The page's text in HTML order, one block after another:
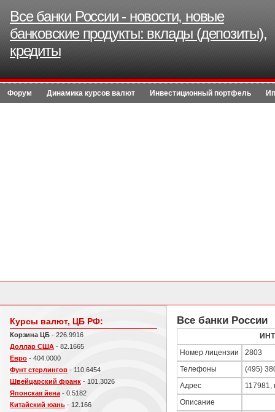
Все банки России - новости, новые
банковские продукты: вклады (депозиты),
кредиты
Форум Динамика курсов валют Инвестиционный портфель
Курсы валют, ЦБ РФ:
Корзина ЦБ - 226.9916
Доллар США - 82.1665
Евро - 404.0000
Фунт стерлингов - 110.6454
Швейцарский франк - 101.3026
Японская йена - 0.5182
Китайский юань - 12.166
Все банки России
Номер лицензии 2803
Телефоны (495)
Адрес 117981,
Описание